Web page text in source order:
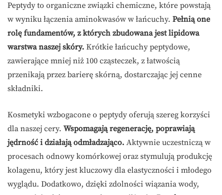
Peptydy to organiczne związki chemiczne, które powstają
w wyniku łączenia aminokwasów w łańcuchy. Pełnią one
rolę fundamentów, z których zbudowana jest lipidowa
warstwa naszej skóry. Krótkie łańcuchy peptydowe,
zawierające mniej niż 100 cząsteczek, z łatwością
przenikają przez barierę skórną, dostarczając jej cenne
składniki.
Kosmetyki wzbogacone o peptydy oferują szereg korzyści
dla naszej cery. Wspomagają regenerację, poprawiają
jędrność i działają odmładzająco. Aktywnie uczestniczą w
procesach odnowy komórkowej oraz stymulują produkcję
kolagenu, który jest kluczowy dla elastyczności i młodego
wyglądu. Dodatkowo, dzięki zdolności wiązania wody,